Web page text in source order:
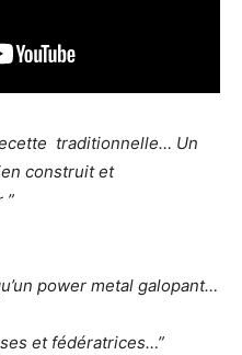
traditionnelle… Un
construit et
”
power metal galopant…
et fédératrices…”